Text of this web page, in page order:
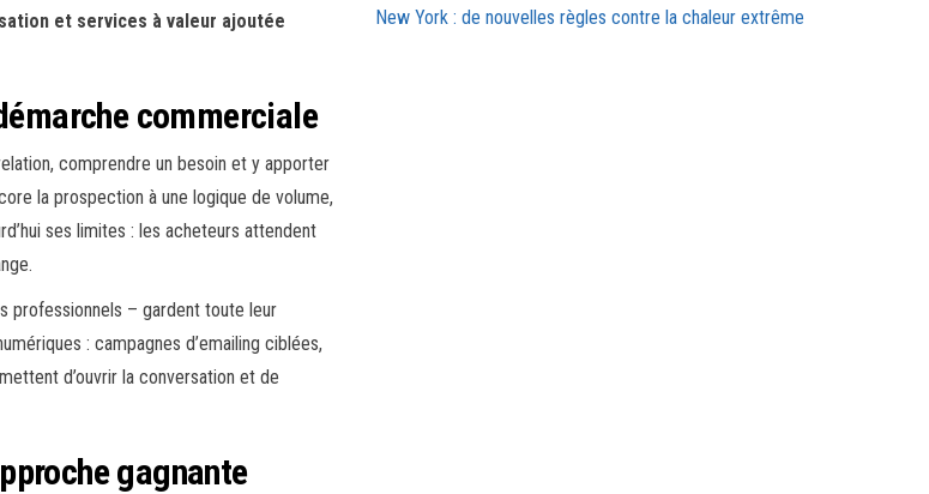
et services à valeur ajoutée
commerciale
comprendre un besoin et y apporter
la prospection à une logique de volume,
ses limites : les acheteurs attendent
professionnels – gardent toute leur
: campagnes d’emailing ciblées,
d’ouvrir la conversation et de
gagnante
New York : de nouvelles règles contre la chaleur extrême